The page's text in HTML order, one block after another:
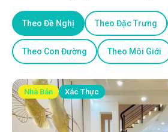
Theo Đề Nghị Theo Đặc Trưng
Theo Con Đường Theo Môi Giới
Nhà Bán Xác Thực